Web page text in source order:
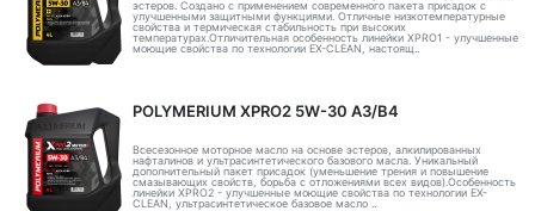
эстеров. Создано с применением современного пакета присадок с
улучшенными защитными функциями. Отличные низкотемпературные
свойства и термическая стабильность при высоких
температурах.Отличительная особенность линейки XPRO1 - улучшенные
моющие свойства по технологии EX-CLEAN, настоящ..
POLYMERIUM XPRO2 5W-30 A3/B4
Всесезонное моторное масло на основе эстеров, алкилированных
нафталинов и ультрасинтетического базового масла. Уникальный
дополнительный пакет присадок (уменьшение трения и повышение
смазывающих свойств, борьба с отложениями всех видов).Особенность
линейки XPRO2 - улучшенные моющие свойства по технологии EX-
CLEAN, ультрасинтетическое базовое масло ..